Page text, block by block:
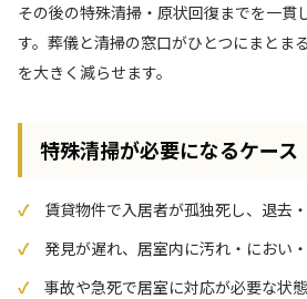
その後の特殊清掃・原状回復までを一貫
す。葬儀と清掃の窓口がひとつにまとま
を大きく減らせます。
特殊清掃が必要になるケース
賃貸物件で入居者が孤独死し、退去
発見が遅れ、居室内に汚れ・におい
事故や急死で居室に対応が必要な状